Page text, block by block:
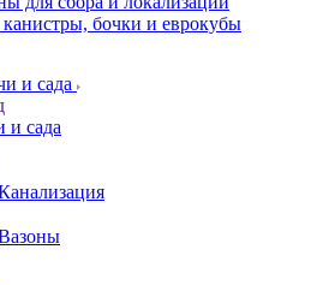
бочки и еврокубы
и сада
и сада